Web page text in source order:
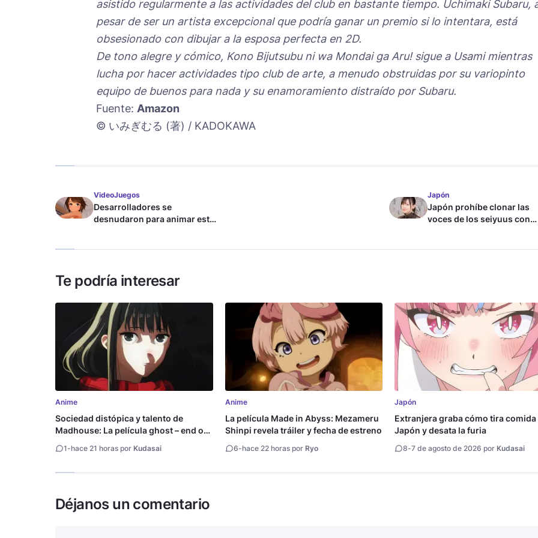
asistido regularmente a las actividades del club en bastante tiempo. Uchimaki Subaru,
pesar de ser un artista excepcional que podría ganar un premio si lo intentara, está
obsesionado con dibujar a la esposa perfecta en 2D.
De tono alegre y cómico, Kono Bijutsubu ni wa Mondai ga Aru! sigue a Usami mientras
lucha por hacer actividades tipo club de arte, a menudo obstruidas por su variopinto
equipo de buenos para nada y su enamoramiento distraído por Subaru.
Fuente: Amazon
© いみぎむる (著) / KADOKAWA
VideoJuegos
Desarrolladores se
desnudaron para animar este
Japón
Japón prohíbe clonar las
voces de los seiyuus con
Te podría interesar
Anime
Sociedad distópica y talento de
Madhouse: La película ghost – end of
1-hace 21 horas por Kudasai
Anime
La película Made in Abyss: Mezameru
Shinpi revela tráiler y fecha de estreno
6-hace 22 horas por Ryo
Japón
Extranjera graba cómo tira comida
Japón y desata la furia
8-7 de agosto de 2026 por Kudasai
Déjanos un comentario